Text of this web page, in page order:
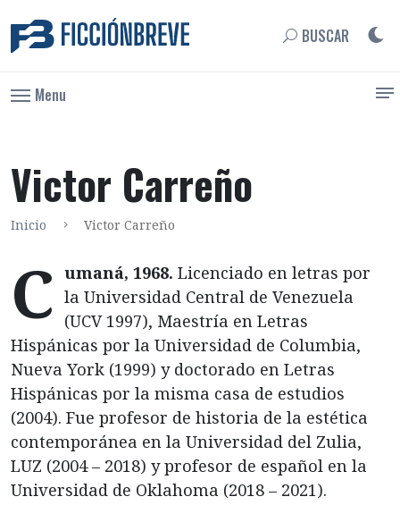
BUSCAR
Menu
Victor Carreño
Inicio Victor Carreño
C umaná, 1968. Licenciado en letras por
la Universidad Central de Venezuela
(UCV 1997), Maestría en Letras
Hispánicas por la Universidad de Columbia,
Nueva York (1999) y doctorado en Letras
Hispánicas por la misma casa de estudios
(2004). Fue profesor de historia de la estética
contemporánea en la Universidad del Zulia,
LUZ (2004 – 2018) y profesor de español en la
Universidad de Oklahoma (2018 – 2021).